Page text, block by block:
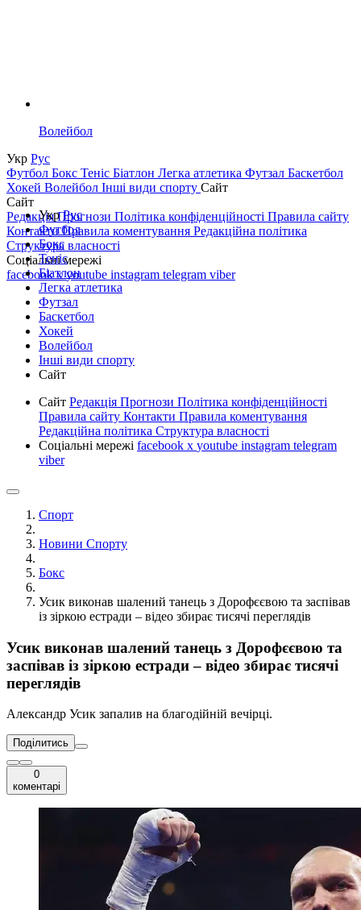
Волейбол
Укр Рус
Футбол Бокс Теніс Біатлон Легка атлетика Футзал Баскетбол
Хокей Волейбол Інші види спорту Сайт
Сайт
РедакціяПрогнози Політика конфіденційності Правила сайту
КонтактиПравила коментування Редакційна політика
Структура власності
Соціальні мережі
facebookxyoutube instagram telegram viber
УкрРус
Футбол
Бокс
Теніс
Біатлон
Легка атлетика
Футзал
Баскетбол
Хокей
Волейбол
Інші види спорту
Сайт
Сайт Редакція Прогнози Політика конфіденційності
Правила сайту Контакти Правила коментування
Редакційна політика Структура власності
Соціальні мережі facebook x youtube instagram telegram
viber
Спорт
Новини Спорту
Бокс
Усик виконав шалений танець з Дорофєєвою та заспівав
із зіркою естради – відео збирає тисячі переглядів
Усик виконав шалений танець з Дорофєєвою та
заспівав із зіркою естради – відео збирає тисячі
переглядів
Александр Усик запалив на благодійній вечірці.
Поділитись
0
коментарі